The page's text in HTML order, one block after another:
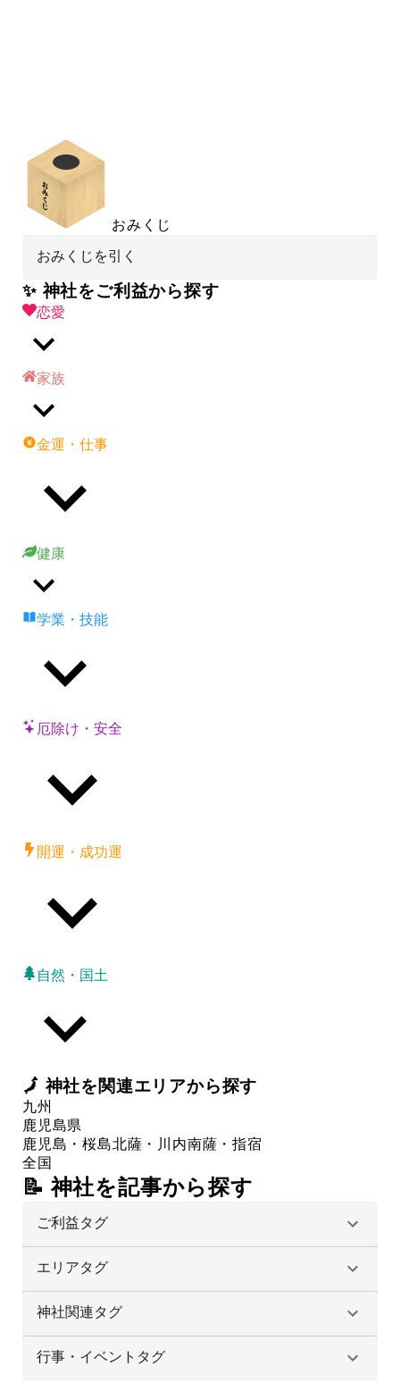
おみくじ
おみくじを引く
✨ 神社をご利益から探す
恋愛
家族
金運・仕事
健康
学業・技能
厄除け・安全
開運・成功運
自然・国土
🗾神社を関連エリアから探す
九州
鹿児島県
鹿児島・桜島北薩・川内南薩・指宿
全国
📝 神社を記事から探す
ご利益タグ
エリアタグ
神社関連タグ
行事・イベントタグ